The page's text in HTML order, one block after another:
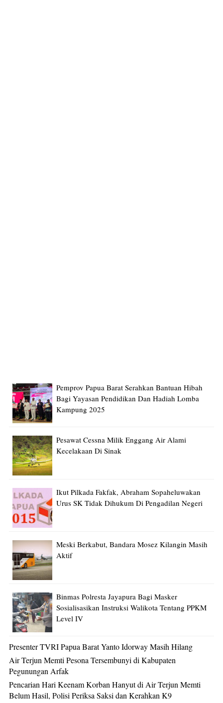
Pemprov Papua Barat Serahkan Bantuan Hibah
Bagi Yayasan Pendidikan Dan Hadiah Lomba
Kampung 2025
Pesawat Cessna Milik Enggang Air Alami
Kecelakaan Di Sinak
Ikut Pilkada Fakfak, Abraham Sopaheluwakan
Urus SK Tidak Dihukum Di Pengadilan Negeri
Meski Berkabut, Bandara Mosez Kilangin Masih
Aktif
Binmas Polresta Jayapura Bagi Masker
Sosialisasikan Instruksi Walikota Tentang PPKM
Level IV
Presenter TVRI Papua Barat Yanto Idorway Masih Hilang
Air Terjun Memti Pesona Tersembunyi di Kabupaten
Pegunungan Arfak
Pencarian Hari Keenam Korban Hanyut di Air Terjun Memti
Belum Hasil, Polisi Periksa Saksi dan Kerahkan K9